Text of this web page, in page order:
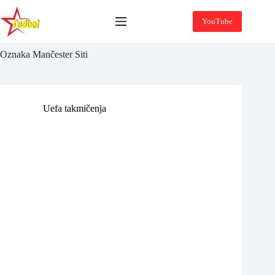
Skip
to
content
YouTube
Oznaka Mančester Siti
Uefa takmičenja